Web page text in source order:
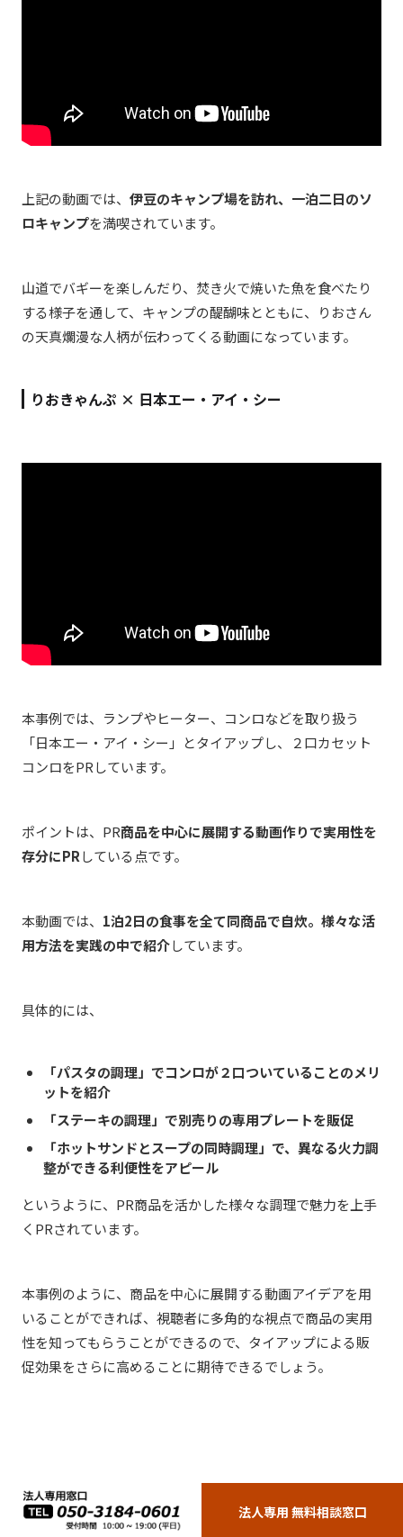
上記の動画では、 伊豆のキャンプ場を訪れ、一泊二日のソ
ロキャンプを満喫されています。
山道でバギーを楽しんだり、焚き火で焼いた魚を食べたり
する様子を通して、キャンプの醍醐味とともに、りおさん
の天真爛漫な人柄が伝わってくる動画になっています。
りおきゃんぷ × 日本エー・アイ・シー
本事例では、ランプやヒーター、コンロなどを取り扱う
「日本エー・アイ・シー」とタイアップし、２口カセット
コンロをPRしています。
ポイントは、PR商品を中心に展開する動画作りで実用性を
存分にPRしている点です。
本動画では、 1泊2日の食事を全て同商品で自炊。様々な活
用方法を実践の中で紹介しています。
具体的には、
「パスタの調理」でコンロが２口ついていることのメリ
ットを紹介
「ステーキの調理」で別売りの専用プレートを販促
「ホットサンドとスープの同時調理」で、異なる火力調
整ができる利便性をアピール
というように、PR商品を活かした様々な調理で魅力を上手
くPRされています。
本事例のように、商品を中心に展開する動画アイデアを用
いることができれば、視聴者に多角的な視点で商品の実用
性を知ってもらうことができるので、タイアップによる販
促効果をさらに高めることに期待できるでしょう。
法人専用 無料相談窓口